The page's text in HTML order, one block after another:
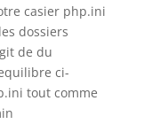
casier php.ini
dossiers
de du
ci-
tout comme